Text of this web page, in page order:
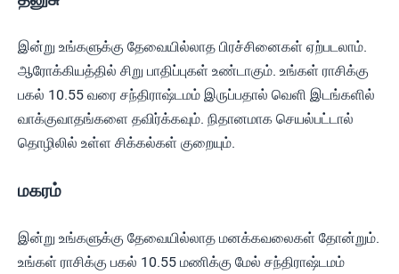
இன்று உங்களுக்கு தேவையில்லாத பிரச்சினைகள் ஏற்படலாம்.
ஆரோக்கியத்தில் சிறு பாதிப்புகள் உண்டாகும். உங்கள் ராசிக்கு
பகல் 10.55 வரை சந்திராஷ்டமம் இருப்பதால் வெளி இடங்களில்
வாக்குவாதங்களை தவிர்க்கவும். நிதானமாக செயல்பட்டால்
தொழிலில் உள்ள சிக்கல்கள் குறையும்.
மகரம்
இன்று உங்களுக்கு தேவையில்லாத மனக்கவலைகள் தோன்றும்.
உங்கள் ராசிக்கு பகல் 10.55 மணிக்கு மேல் சந்திராஷ்டமம்